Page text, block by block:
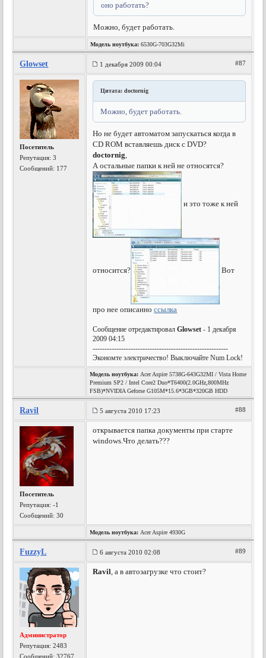
оно работать?
Можно, будет работать.
Модель ноутбука: 6530G-703G32Mi
Glowset 1 декабря 2009 00:04 #87
Посетитель
Репутация:3
Сообщений: 177
Цитата: doctornig
Можно, будет работать.
Но не будет автоматом запускаться когда в
CD ROM вставляешь диск с DVD?
doctornig,
А остальные папки к ней не относятся?
и это тоже к ней
относится? Вот
про нее описанноссылка
Сообщение отредактировалGlowset - 1 декабря
2009 04:15
---------------------------------------------------------
Экономте электричество! Выключайте Num Lock!
Модель ноутбука: Acer Aspire 5738G-643G32MI / Vista Home
Premium SP2 / Intel Core2 Duo*T6400(2.0GHz,800MHz
FSB)*NVIDIA Geforse G105M*15.6*3GB*320GB HDD
Ravil 5 августа 2010 17:23 #88
Посетитель
Репутация:-1
Сообщений: 30
открывается папка документы при старте
windows.Что делать???
Модель ноутбука: Acer Aspire 4930G
FuzzyL 6 августа 2010 02:08 #89
Администратор
Репутация:2483
Сообщений: 32767
Ravil, а в автозагрузке что стоит?